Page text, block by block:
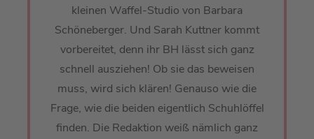
kleinen Waffel-Studio von Barbara
Schöneberger. Und Sarah Kuttner kommt
vorbereitet, denn ihr BH lässt sich ganz
schnell ausziehen! Ob sie das beweisen
muss, wird sich klären! Genauso wie die
Frage, wie die beiden eigentlich Schuhlöffel
finden. Die Redaktion weiß nämlich ganz